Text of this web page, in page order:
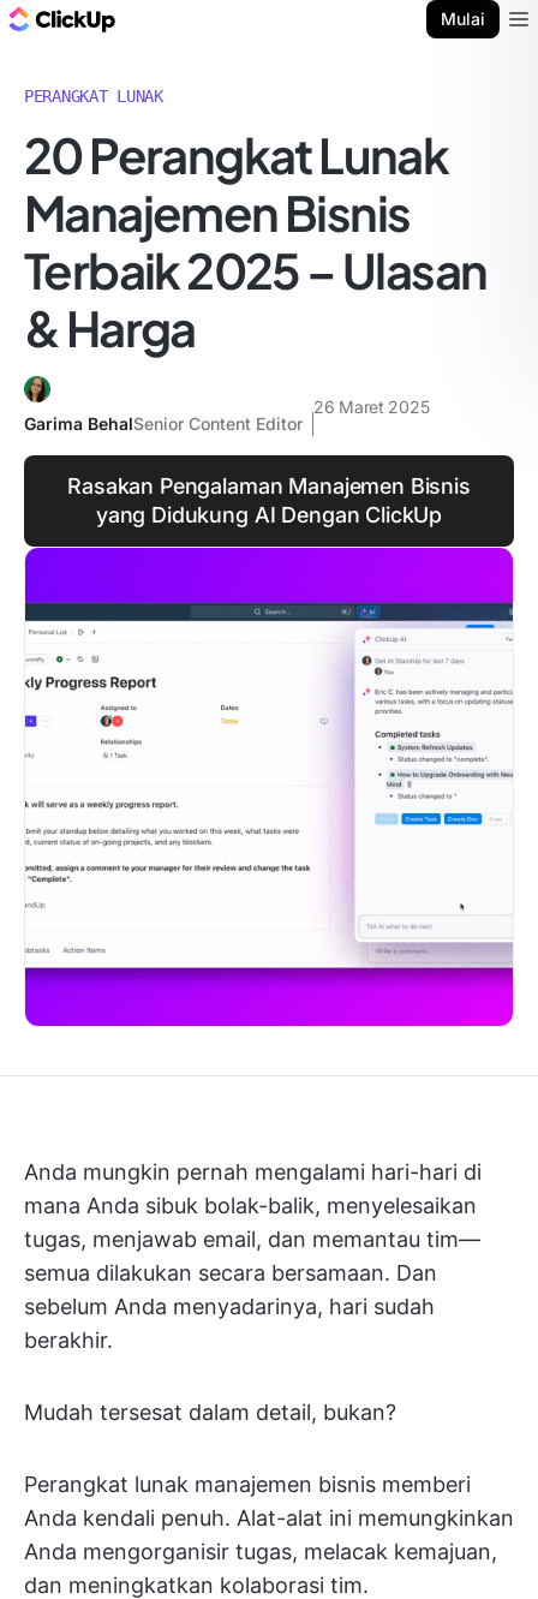
Mulai
PERANGKAT LUNAK
20 Perangkat Lunak
Manajemen Bisnis
Terbaik 2025 – Ulasan
& Harga
Garima BehalSenior Content Editor
26 Maret 2025
Rasakan Pengalaman Manajemen Bisnis
yang Didukung AI Dengan ClickUp
Anda mungkin pernah mengalami hari-hari di
mana Anda sibuk bolak-balik, menyelesaikan
tugas, menjawab email, dan memantau tim—
semua dilakukan secara bersamaan. Dan
sebelum Anda menyadarinya, hari sudah
berakhir.
Mudah tersesat dalam detail, bukan?
Perangkat lunak manajemen bisnis memberi
Anda kendali penuh. Alat-alat ini memungkinkan
Anda mengorganisir tugas, melacak kemajuan,
dan meningkatkan kolaborasi tim.